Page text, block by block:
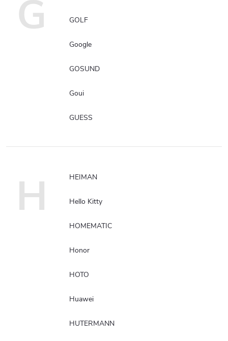
G GOLF
Google
GOSUND
Goui
GUESS
H HEIMAN
Hello Kitty
HOMEMATIC
Honor
HOTO
Huawei
HUTERMANN